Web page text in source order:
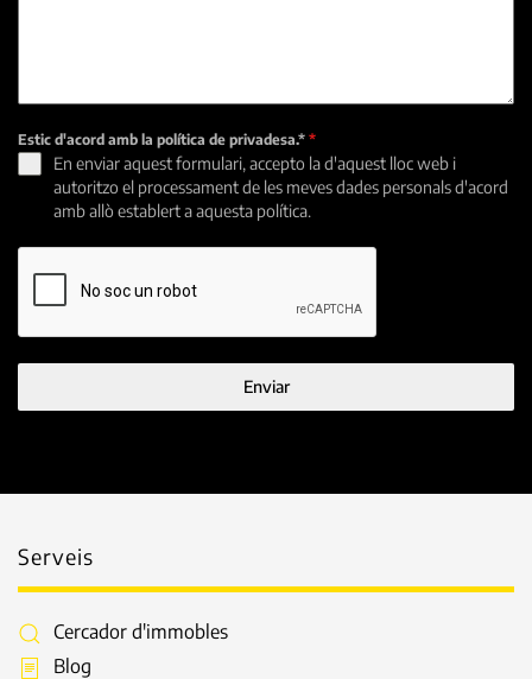
Estic d'acord amb la política de privadesa.* *
En enviar aquest formulari, accepto la d'aquest lloc web i
autoritzo el processament de les meves dades personals d'acord
amb allò establert a aquesta política.
Enviar
Serveis
Cercador d'immobles
Blog